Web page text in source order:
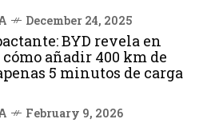
December 24, 2025
BYD revela en
añadir 400 km de
5 minutos de carga
February 9, 2026